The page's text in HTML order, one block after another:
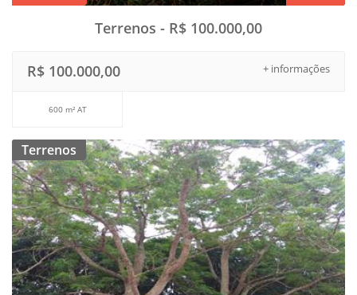
Terrenos - R$ 100.000,00
+ informações
R$ 100.000,00
600 m² AT
Terrenos